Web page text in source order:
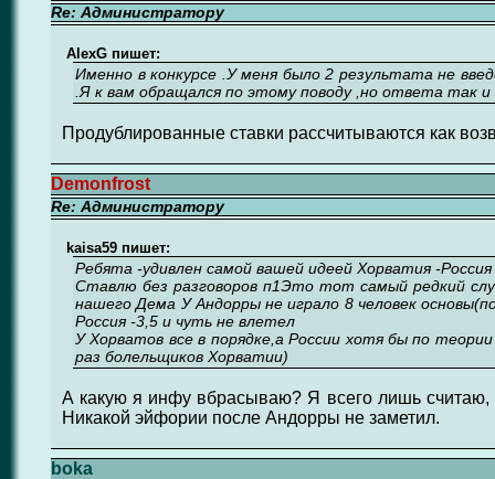
Re: Администратору
AlexG пишет:
Именно в конкурсе .У меня было 2 результата не
.Я к вам обращался по этому поводу ,но ответа так
Продублированные ставки рассчитываются как
Demonfrost
Re: Администратору
kaisa59 пишет:
Ребята -удивлен самой вашей идеей Хорватия -Россия
Ставлю без разговоров п1Это тот самый редкий
нашего Дема У Андорры не играло 8 человек
Россия -3,5 и чуть не влетел
У Хорватов все в порядке,а России хотя бы по
раз болельщиков Хорватии)
А какую я инфу вбрасываю? Я всего лишь считаю,
Никакой эйфории после Андорры не заметил.
boka